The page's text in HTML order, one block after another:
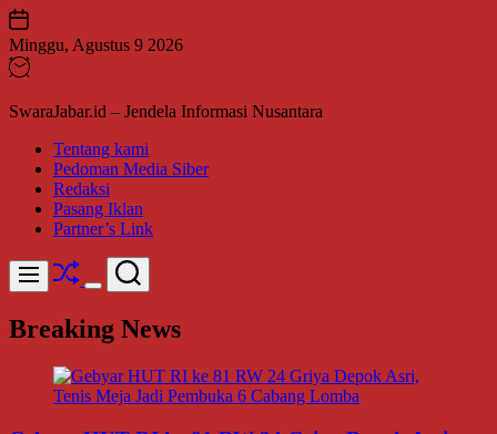
Skip
to
content
Minggu, Agustus 9 2026
SwaraJabar.id – Jendela Informasi Nusantara
Tentang kami
Pedoman Media Siber
Redaksi
Pasang Iklan
Partner’s Link
Menu Shuffle
Switch
mode
Search
Breaking News